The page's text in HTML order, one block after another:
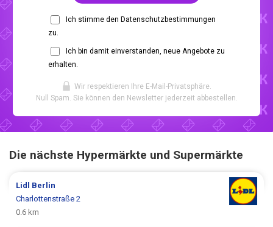
Ich stimme den Datenschutzbestimmungen
zu.
Ich bin damit einverstanden, neue Angebote zu
erhalten.
Wir respektieren Ihre E-Mail-Privatsphäre.
Null Spam. Sie können den Newsletter jederzeit abbestellen.
Die nächste Hypermärkte und Supermärkte
Lidl Berlin
Charlottenstraße 2
0.6 km